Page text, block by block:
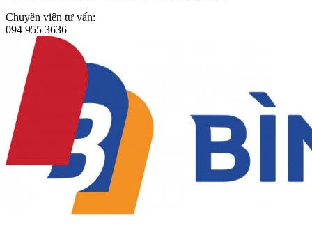
Chuyên viên tư vấn:
094 955 3636